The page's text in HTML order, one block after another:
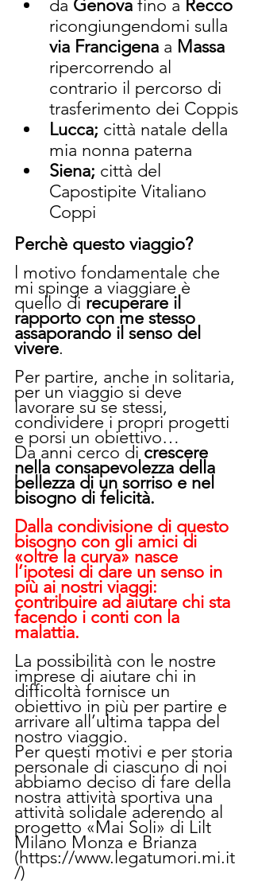
da Genova fino a Recco
ricongiungendomi sulla
via Francigena a Massa
ripercorrendo al
contrario il percorso di
trasferimento dei Coppis
Lucca; città natale della
mia nonna paterna
Siena; città del
Capostipite Vitaliano
Coppi
Perchè questo viaggio?
l motivo fondamentale che
mi spinge a viaggiare è
quello di recuperare il
rapporto con me stesso
assaporando il senso del
vivere.
Per partire, anche in solitaria,
per un viaggio si deve
lavorare su se stessi,
condividere i propri progetti
e porsi un obiettivo…
Da anni cerco di crescere
nella consapevolezza della
bellezza di un sorriso e nel
bisogno di felicità.
Dalla condivisione di questo
bisogno con gli amici di
«oltre la curva» nasce
l’ipotesi di dare un senso in
più ai nostri viaggi:
contribuire ad aiutare chi sta
facendo i conti con la
malattia.
La possibilità con le nostre
imprese di aiutare chi in
difficoltà fornisce un
obiettivo in più per partire e
arrivare all’ultima tappa del
nostro viaggio.
Per questi motivi e per storia
personale di ciascuno di noi
abbiamo deciso di fare della
nostra attività sportiva una
attività solidale aderendo al
progetto «Mai Soli» di Lilt
Milano Monza e Brianza
(https://www.legatumori.mi.it
/)